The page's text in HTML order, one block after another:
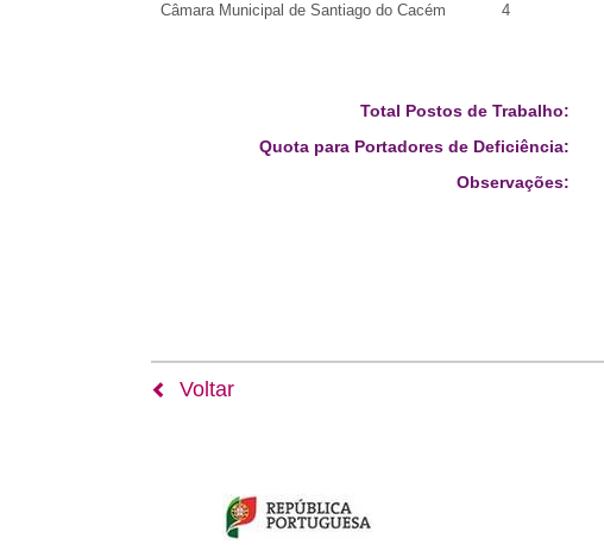
Câmara Municipal de Santiago do Cacém
4
Total Postos de Trabalho:
Quota para Portadores de Deficiência:
Observações:
Voltar